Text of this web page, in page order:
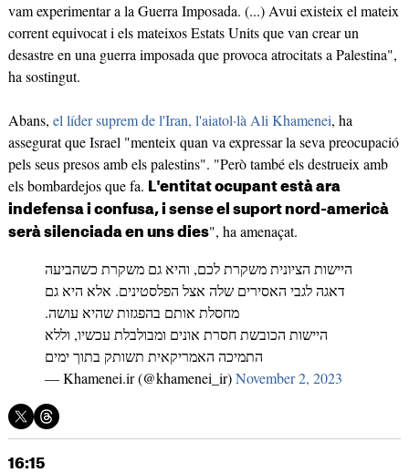
vam experimentar a la Guerra Imposada. (...) Avui existeix el mateix
corrent equivocat i els mateixos Estats Units que van crear un
desastre en una guerra imposada que provoca atrocitats a Palestina",
ha sostingut.
Abans, el líder suprem de l'Iran, l'aiatol·là Ali Khamenei, ha
assegurat que Israel "menteix quan va expressar la seva preocupació
pels seus presos amb els palestins". "Però també els destrueix amb
els bombardejos que fa. L'entitat ocupant està ara
indefensa i confusa, i sense el suport nord-americà
serà silenciada en uns dies", ha amenaçat.
היישות הציונית משקרת לכם, והיא גם משקרת כשהביעה
דאגה לגבי האסירים שלה אצל הפלסטינים. אלא היא גם
מחסלת אותם בהפגזות שהיא עושה.
היישות הכובשת חסרת אונים ומבולבלת עכשיו, וללא
התמיכה האמריקאית תשותק בתוך ימים
— Khamenei.ir (@khamenei_ir)November 2, 2023
16:15